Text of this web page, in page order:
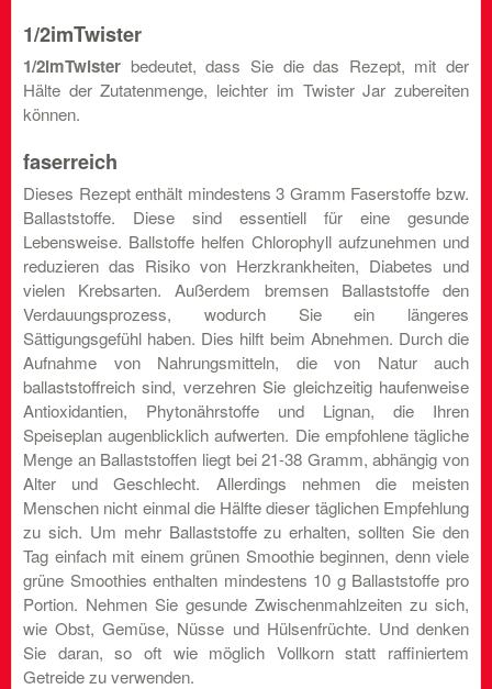
1/2imTwister
1/2imTwister bedeutet, dass Sie die das Rezept, mit der
Hälte der Zutatenmenge, leichter im Twister Jar zubereiten
können.
faserreich
Dieses Rezept enthält mindestens 3 Gramm Faserstoffe bzw.
Ballaststoffe. Diese sind essentiell für eine gesunde
Lebensweise. Ballstoffe helfen Chlorophyll aufzunehmen und
reduzieren das Risiko von Herzkrankheiten, Diabetes und
vielen Krebsarten. Außerdem bremsen Ballaststoffe den
Verdauungsprozess, wodurch Sie ein längeres
Sättigungsgefühl haben. Dies hilft beim Abnehmen. Durch die
Aufnahme von Nahrungsmitteln, die von Natur auch
ballaststoffreich sind, verzehren Sie gleichzeitig haufenweise
Antioxidantien, Phytonährstoffe und Lignan, die Ihren
Speiseplan augenblicklich aufwerten. Die empfohlene tägliche
Menge an Ballaststoffen liegt bei 21-38 Gramm, abhängig von
Alter und Geschlecht. Allerdings nehmen die meisten
Menschen nicht einmal die Hälfte dieser täglichen Empfehlung
zu sich. Um mehr Ballaststoffe zu erhalten, sollten Sie den
Tag einfach mit einem grünen Smoothie beginnen, denn viele
grüne Smoothies enthalten mindestens 10 g Ballaststoffe pro
Portion. Nehmen Sie gesunde Zwischenmahlzeiten zu sich,
wie Obst, Gemüse, Nüsse und Hülsenfrüchte. Und denken
Sie daran, so oft wie möglich Vollkorn statt raffiniertem
Getreide zu verwenden.